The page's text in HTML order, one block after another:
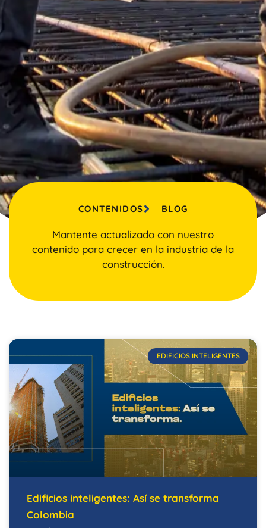
CONTENIDOS BLOG
Mantente actualizado con nuestro
contenido para crecer en la industria de la
construcción.
EDIFICIOS INTELIGENTES
Edificios inteligentes: Así se transforma
Colombia